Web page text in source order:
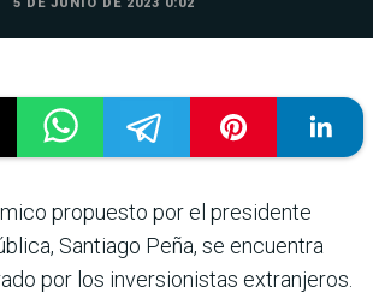
5 DE JUNIO DE 2023 0:02
pro­puesto por el presidente
San­tiago Peña, se encuentra
por los inversionistas extranjeros.